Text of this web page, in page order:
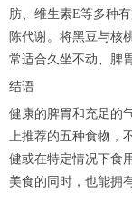
肪、维生素E等多种
陈代谢。将黑豆与核
常适合久坐不动、脾
结语
健康的脾胃和充足的
上推荐的五种食物，
健或在特定情况下食
美食的同时，也能拥